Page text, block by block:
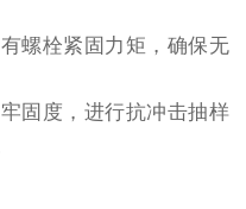
螺栓紧固力矩，确保无
固度，进行抗冲击抽样